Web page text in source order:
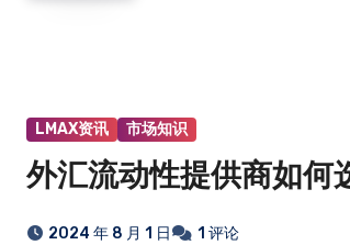
LMAX资讯 市场知识
外汇流动性提供商如何
2024 年 8 月 1 日 1 评论